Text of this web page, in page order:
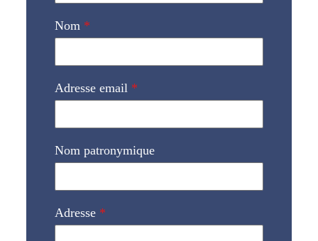
Nom *
Adresse email *
Nom patronymique
Adresse *